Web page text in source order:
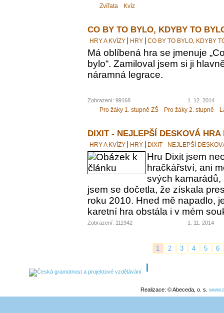
Zvířata Kvíz
CO BY TO BYLO, KDYBY TO
HRY A KVÍZY HRY CO BY TO BYLO, KDYBY
Má oblíbená hra se jmenuje
bylo“. Zamiloval jsem si ji
náramná legrace.
Zobrazení: 99168 1. 12. 2014
Pro žáky 1. stupně ZŠ Pro žáky 2. stupně
DIXIT - NEJLEPŠÍ DESKOVÁ HRA
HRY A KVÍZY HRY DIXIT - NEJLEPŠÍ
Hru Dixit jsem
hračkářství, ani
svých kamarádů,
jsem se dočetla, že získala
roku 2010. Hned mě napadlo,
karetní hra obstála i v mém
Zobrazení: 111942 1. 11. 2014
1 2 3 4 5 6
Realizace: © Abeceda, o. s.